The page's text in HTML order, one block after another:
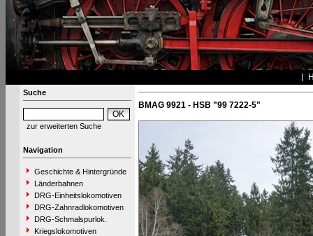
Suche
zur erweiterten Suche
Navigation
Geschichte & Hintergründe
Länderbahnen
DRG-Einheitslokomotiven
DRG-Zahnradlokomotiven
DRG-Schmalspurlok.
Kriegslokomotiven
BMAG 9921 - HSB "99 7222-5"